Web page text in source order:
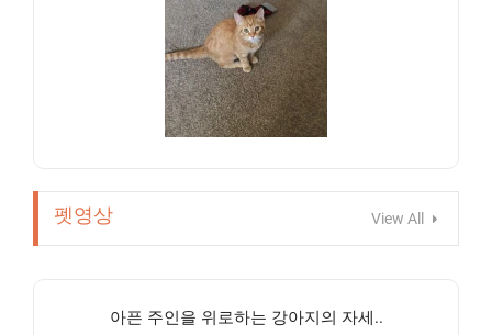
펫영상 View All
아픈 주인을 위로하는 강아지의 자세..